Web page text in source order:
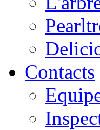
Contacts